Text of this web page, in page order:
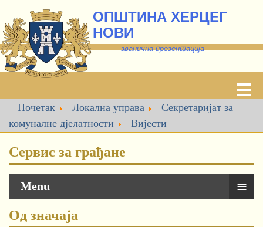
ОПШТИНА ХЕРЦЕГ
НОВИ
званична презентација
Почетак Локална управа
Секретаријат за
комуналне дјелатности
Вијести
Сервис за грађане
Menu ≡
Од значаја